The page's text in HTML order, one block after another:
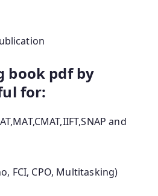
book pdf by
for:
and
FCI, CPO, Multitasking)